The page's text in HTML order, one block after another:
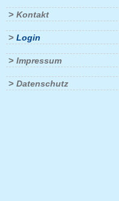
> Kontakt
> Login
> Impressum
> Datenschutz